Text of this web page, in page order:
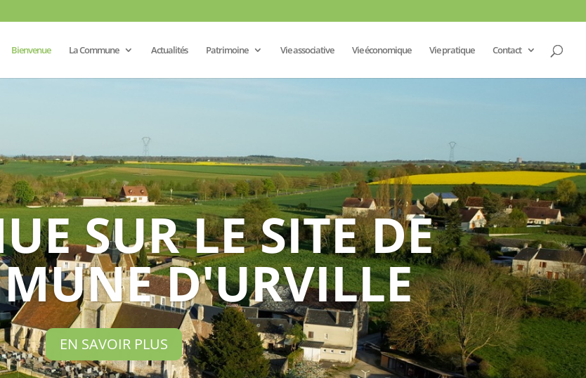
Bienvenue La Commune Actualités Patrimoine Vie associative Vie économique Vie pratique Contact
SUR LE SITE DE
D'URVILLE
EN SAVOIR PLUS